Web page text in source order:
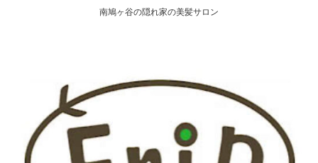
南鳩ヶ谷の隠れ家の美髪サロン